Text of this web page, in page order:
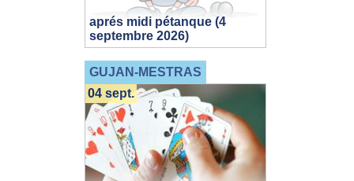
aprés midi pétanque (4
septembre 2026)
GUJAN-MESTRAS
04 sept.